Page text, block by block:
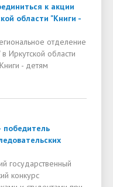
к акции
области "Книги -
отделение
Иркутской области
- детям
победитель
государственный
конкурс